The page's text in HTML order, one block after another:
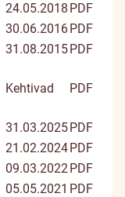
24.05.2018 PDF
30.06.2016PDF
31.08.2015PDF
Kehtivad PDF
31.03.2025PDF
21.02.2024PDF
09.03.2022PDF
05.05.2021 PDF